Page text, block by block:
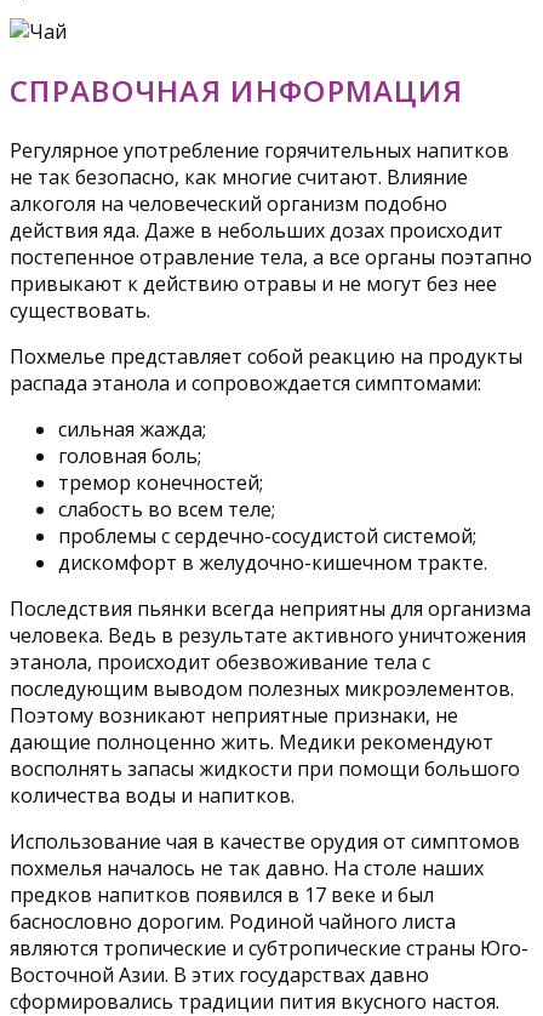
СПРАВОЧНАЯ ИНФОРМАЦИЯ
Регулярное употребление горячительных напитков
не так безопасно, как многие считают. Влияние
алкоголя на человеческий организм подобно
действия яда. Даже в небольших дозах происходит
постепенное отравление тела, а все органы поэтапно
привыкают к действию отравы и не могут без нее
существовать.
Похмелье представляет собой реакцию на продукты
распада этанола и сопровождается симптомами:
сильная жажда;
головная боль;
тремор конечностей;
слабость во всем теле;
проблемы с сердечно-сосудистой системой;
дискомфорт в желудочно-кишечном тракте.
Последствия пьянки всегда неприятны для организма
человека. Ведь в результате активного уничтожения
этанола, происходит обезвоживание тела с
последующим выводом полезных микроэлементов.
Поэтому возникают неприятные признаки, не
дающие полноценно жить. Медики рекомендуют
восполнять запасы жидкости при помощи большого
количества воды и напитков.
Использование чая в качестве орудия от симптомов
похмелья началось не так давно. На столе наших
предков напитков появился в 17 веке и был
баснословно дорогим. Родиной чайного листа
являются тропические и субтропические страны Юго-
Восточной Азии. В этих государствах давно
сформировались традиции пития вкусного настоя.